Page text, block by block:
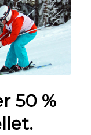
50 %